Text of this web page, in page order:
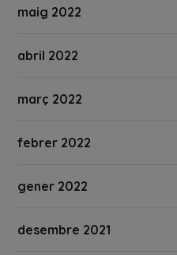
maig 2022
abril 2022
març 2022
febrer 2022
gener 2022
desembre 2021